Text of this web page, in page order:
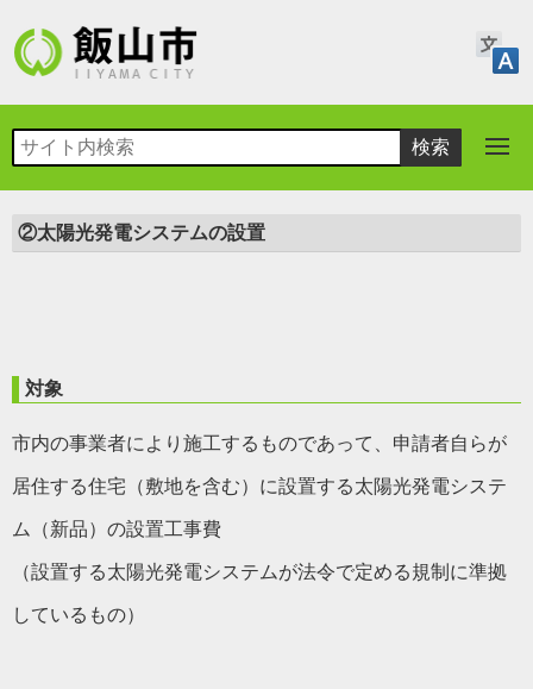
②太陽光発電システムの設置
対象
市内の事業者により施工するものであって、申請者自らが
居住する住宅（敷地を含む）に設置する太陽光発電システ
ム（新品）の設置工事費
（設置する太陽光発電システムが法令で定める規制に準拠
しているもの）